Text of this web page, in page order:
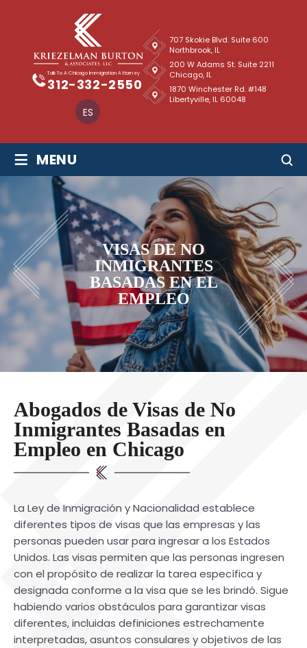
ES
Talk To A Chicago Immigration Attorney
312-332-2550
707 Skokie Blvd. Suite 600
Northbrook, IL
1870 Winchester Rd. #148
Libertyville, IL 60048
200 W Adams St. Suite 2211
Chicago, IL
≡ MENU
VISAS DE NO
INMIGRANTES
BASADAS EN EL
EMPLEO
Abogados de Visas de No
Inmigrantes Basadas en
Empleo en Chicago
La Ley de Inmigración y Nacionalidad establece
diferentes tipos de visas que las empresas y las
personas pueden usar para ingresar a los Estados
Unidos. Las visas permiten que las personas ingresen
con el propósito de realizar la tarea específica y
designada conforme a la visa que se les brindó. Sigue
habiendo varios obstáculos para garantizar visas
diferentes, incluidas definiciones estrechamente
interpretadas, asuntos consulares y objetivos de las